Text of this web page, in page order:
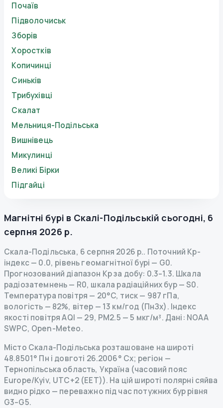
Почаїв
Підволочиськ
Зборів
Хоростків
Копичинці
Синьків
Трибухівці
Скалат
Мельниця-Подільська
Вишнівець
Микулинці
Великі Бірки
Підгайці
Магнітні бурі в Скалі-Подільській сьогодні, 6
серпня 2026 р.
Скала-Подільська, 6 серпня 2026 р.. Поточний Kp-
індекс— 0.0, рівень геомагнітної бурі — G0.
Прогнозований діапазон Kp за добу: 0.3–1.3. Шкала
радіозатемнень— R0, шкала радіаційних бур— S0.
Температура повітря — 20°C, тиск — 987 гПа,
вологість — 82%, вітер — 13 км/год (ПнЗх). Індекс
якості повітря AQI — 29, PM2.5 — 5 мкг/м³. Дані: NOAA
SWPC, Open-Meteo.
Місто Скала-Подільська розташоване на широті
48.8501° Пн і довготі 26.2006° Сх; регіон —
Тернопільська область, Україна (часовий пояс
Europe/Kyiv, UTC+2 (EET)). На цій широті полярні сяйва
видно рідко — переважно під час потужних бур рівня
G3–G5.